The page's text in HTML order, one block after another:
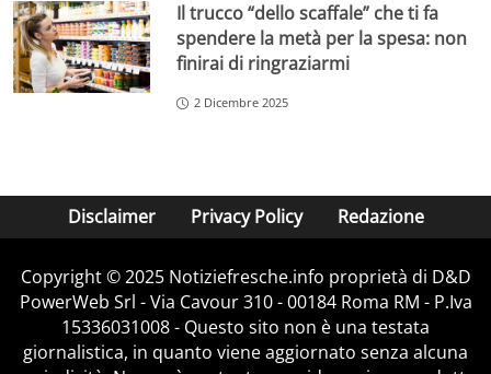
Il trucco “dello scaffale” che ti fa
spendere la metà per la spesa: non
finirai di ringraziarmi
2 Dicembre 2025
Disclaimer Privacy Policy Redazione
Copyright © 2025 Notiziefresche.info proprietà di D&D
PowerWeb Srl - Via Cavour 310 - 00184 Roma RM - P.Iva
15336031008 - Questo sito non è una testata
giornalistica, in quanto viene aggiornato senza alcuna